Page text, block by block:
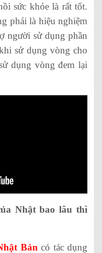
sức khỏe là rất tốt.
phải là hiệu nghiệm
người sử dụng phần
sử dụng vòng cho
dụng vòng đem lại
Nhật bao lâu thì
Bản có tác dụng